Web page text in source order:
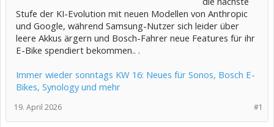
Stufe der KI-Evolution mit neuen Modellen von Anthropic
und Google, während Samsung-Nutzer sich leider über
leere Akkus ärgern und Bosch-Fahrer neue Features für ihr
E-Bike spendiert bekommen.. .
Immer wieder sonntags KW 16: Neues für Sonos, Bosch E-
Bikes, Synology und mehr
#1
19. April 2026